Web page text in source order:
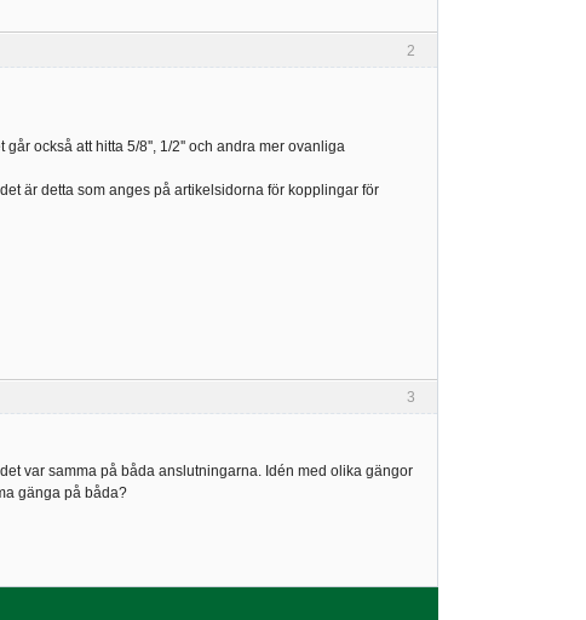
2
också att hitta 5/8'', 1/2'' och andra mer ovanliga
är detta som anges på artikelsidorna för kopplingar för
3
var samma på båda anslutningarna. Idén med olika gängor
gänga på båda?